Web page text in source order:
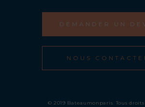
DEMANDER UN
NOUS
© 2019 Bateaumonparis. Tous droits